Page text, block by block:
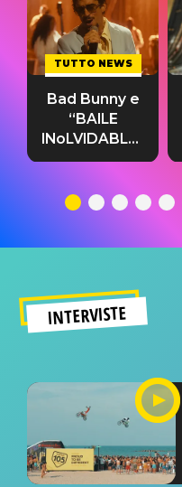
TUTTO NEWS
Bad Bunny e
“BAILE
INoLVIDABLE”:
testo,
significato
INTERVISTE